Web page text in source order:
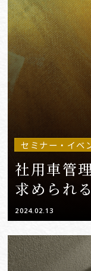
#AI
セミナー・イベ
社用車管
求められ
2024.02.13